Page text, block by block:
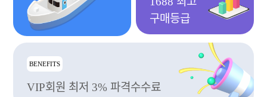
구매등급
BENEFITS
VIP회원 최저 3% 파격수수료